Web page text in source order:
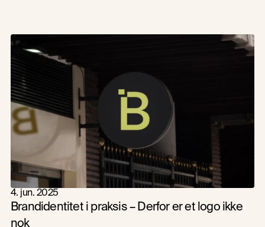
4. jun. 2025
Brandidentitet i praksis – Derfor er et logo ikke
nok